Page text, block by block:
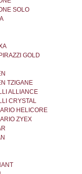
SOLO
GOLD
TZIGANE
ALLIANCE
CRYSTAL
HELICORE
ZYEX